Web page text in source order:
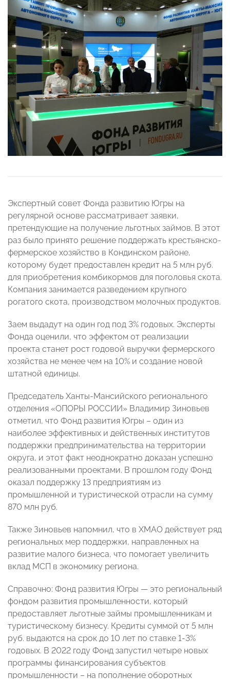
Экспертный совет Фонда развитию Югры на
регулярной основе рассматривает заявки,
претендующие на получение льготных займов. В этот
раз было принято решение поддержать крестьянско-
фермерское хозяйство в Кондинском районе,
которому будет предоставлен кредит на 5 млн руб.
для приобретения комбикормов для поголовья скота.
Компания занимается разведением крупного
рогатого скота, производством молочных продуктов.
Заем выдадут на один год под 3% годовых. Эксперты
Фонда оценили, что эффектом от реализации
проекта станет рост годовой выручки фермерского
хозяйства не менее чем на 10% и создание новой
штатной единицы.
Председатель Ханты-Мансийского регионального
отделения «ОПОРЫ РОССИИ» Владимир Зиновьев
отметил, что Фонд развития Югры – один из
наиболее эффективных и действенных институтов
поддержки предпринимательства на территории
округа, и этот факт неоднократно доказан успешно
реализованными проектами. В прошлом году Фонд
оказал поддержку 13 предприятиям из
промышленной и туристической отрасли на сумму
870 млн руб.
Также Зиновьев напомнил, что в ХМАО действует ряд
региональных мер поддержки, направленных на
развитие малого бизнеса, что помогает увеличить
вклад МСП в экономику региона.
Справочно: Фонд развития Югры — это региональный
фондом развития промышленности, который
предоставляет льготные займы промышленникам и
туристическому бизнесу. Кредиты суммой от 5 млн
руб. выдаются на срок до 10 лет по ставке 1-3%
годовых. В 2022 году Фонд запустил четыре новых
программы финансирования субъектов
промышленности – на пополнение оборотных